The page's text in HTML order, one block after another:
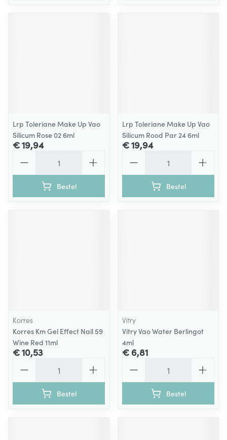
Lrp Toleriane Make Up Vao
Silicum Rose 02 6ml
€ 19,94
Bestel
Lrp Toleriane Make Up Vao
Silicum Rood Par 24 6ml
€ 19,94
Bestel
Korres
Korres Km Gel Effect Nail 59
Wine Red 11ml
€ 10,53
Bestel
Vitry
Vitry Vao Water Berlingot
4ml
€ 6,81
Bestel